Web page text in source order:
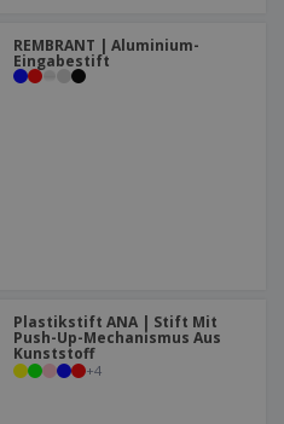
REMBRANT | Aluminium-
Eingabestift
Plastikstift ANA | Stift Mit
Push-Up-Mechanismus Aus
Kunststoff
+4